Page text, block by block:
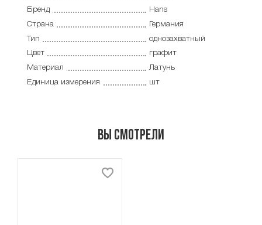
Бренд
Hans
Страна
Германия
Тип
однозахватный
Цвет
графит
Материал
Латунь
Единица измерения
шт
Вы смотрели